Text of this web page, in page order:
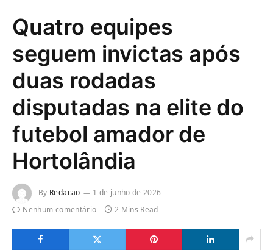
Quatro equipes
seguem invictas após
duas rodadas
disputadas na elite do
futebol amador de
Hortolândia
By Redacao
1 de junho de 2026
Nenhum comentário
2 Mins Read